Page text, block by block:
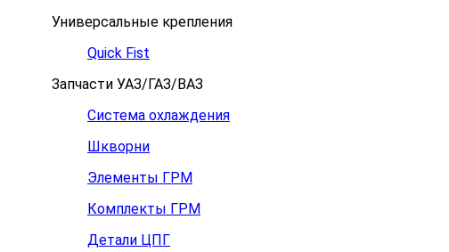
Универсальные крепления
Quick Fist
Запчасти УАЗ/ГАЗ/ВАЗ
Система охлаждения
Шкворни
Элементы ГРМ
Комплекты ГРМ
Детали ЦПГ